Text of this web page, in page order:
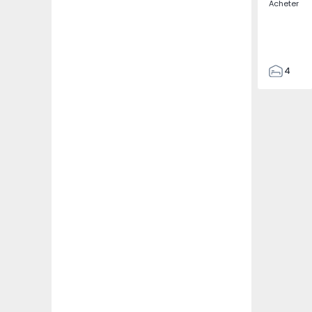
Acheter
4